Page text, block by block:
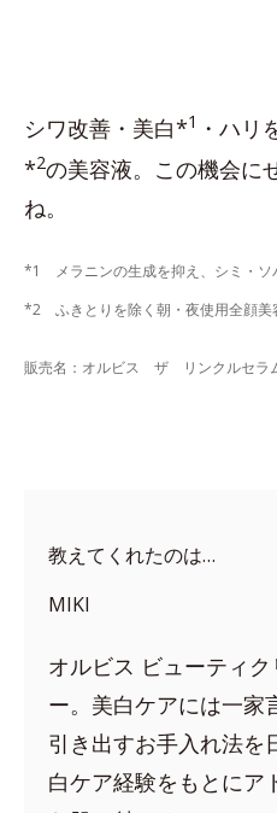
シワ改善・美白*1 ・ハリ
*2の美容液。この機会に
ね。
*1 メラニンの生成を抑え、シミ・ソ
*2 ふきとりを除く朝・夜使用全顔美
販売名：オルビス ザ リンクルセラ
教えてくれたのは…
MIKI
オルビス ビューティク
ー。美白ケアには一家
引き出すお手入れ法を
白ケア経験をもとにア